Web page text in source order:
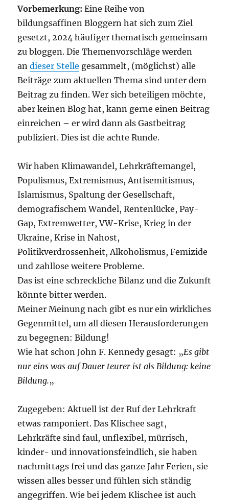
Vorbemerkung:Eine Reihe von
bildungsaffinen Bloggern hat sich zum Ziel
gesetzt, 2024 häufiger thematisch gemeinsam
zu bloggen. Die Themenvorschläge werden
andieser Stelle gesammelt, (möglichst) alle
Beiträge zum aktuellen Thema sind unter dem
Beitrag zu finden. Wer sich beteiligen möchte,
aber keinen Blog hat, kann gerne einen Beitrag
einreichen – er wird dann als Gastbeitrag
publiziert. Dies ist die achte Runde.
Wir haben Klimawandel, Lehrkräftemangel,
Populismus, Extremismus, Antisemitismus,
Islamismus, Spaltung der Gesellschaft,
demografischem Wandel, Rentenlücke, Pay-
Gap, Extremwetter, VW-Krise, Krieg in der
Ukraine, Krise in Nahost,
Politikverdrossenheit, Alkoholismus, Femizide
und zahllose weitere Probleme.
Das ist eine schreckliche Bilanz und die Zukunft
könnte bitter werden.
Meiner Meinung nach gibt es nur ein wirkliches
Gegenmittel, um all diesen Herausforderungen
zu begegnen: Bildung!
Wie hat schon John F. Kennedy gesagt: „Es gibt
nur eins was auf Dauer teurer ist als Bildung: keine
Bildung.„
Zugegeben: Aktuell ist der Ruf der Lehrkraft
etwas ramponiert. Das Klischee sagt,
Lehrkräfte sind faul, unflexibel, mürrisch,
kinder- und innovationsfeindlich, sie haben
nachmittags frei und das ganze Jahr Ferien, sie
wissen alles besser und fühlen sich ständig
angegriffen. Wie bei jedem Klischee ist auch